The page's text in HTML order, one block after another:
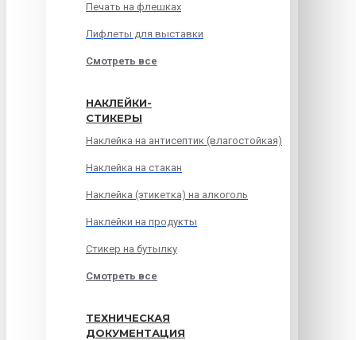
Печать на флешках
Лифлеты для выставки
Смотреть все
НАКЛЕЙКИ-
СТИКЕРЫ
Наклейка на антисептик (влагостойкая)
Наклейка на стакан
Наклейка (этикетка) на алкоголь
Наклейки на продукты
Стикер на бутылку
Смотреть все
ТЕХНИЧЕСКАЯ
ДОКУМЕНТАЦИЯ